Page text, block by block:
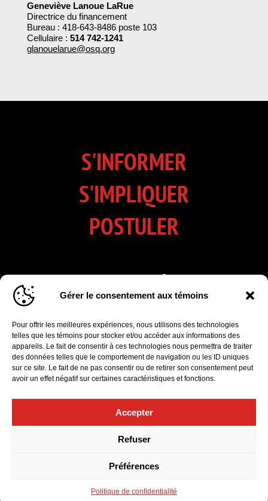
Gérer le consentement aux témoins
Pour offrir les meilleures expériences, nous utilisons des technologies
telles que les témoins pour stocker et/ou accéder aux informations des
appareils. Le fait de consentir à ces technologies nous permettra de traiter
des données telles que le comportement de navigation ou les ID uniques
sur ce site. Le fait de ne pas consentir ou de retirer son consentement peut
avoir un effet négatif sur certaines caractéristiques et fonctions.
Accepter
Refuser
Préférences
Politique de confidentialité
Geneviève Lanoue LaRue
Directrice du financement
Bureau : 418-643-8486 poste 103
Cellulaire : 514 742-1241
glanouelarue@osq.org
S'INFORMER
S'IMPLIQUER
POSTULER
INSCRIVEZ-VOUS À NOTRE
INFOLETTRE
Cliquez pour accepter les cookies marketing
et activer ce formulaire d’inscription à
l'infolettre
Politique de confidentialité|Gérer le consentement aux témoins
réservés.